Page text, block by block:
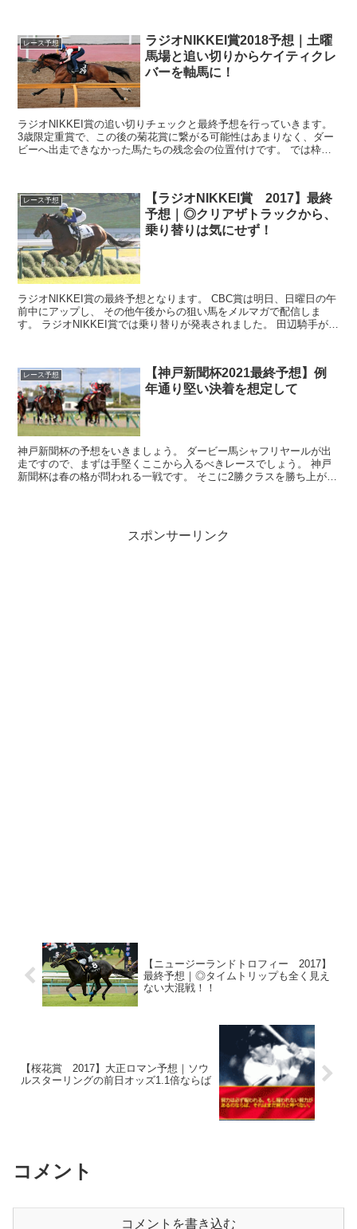
レース予想
ラジオNIKKEI賞2018予想｜土曜
馬場と追い切りからケイティクレ
バーを軸馬に！
ラジオNIKKEI賞の追い切りチェックと最終予想を行っていきます。
3歳限定重賞で、この後の菊花賞に繋がる可能性はあまりなく、ダー
ビーへ出走できなかった馬たちの残念会の位置付けです。 では枠順
レース予想
【ラジオNIKKEI賞 2017】最終
予想｜◎クリアザトラックから、
乗り替りは気にせず！
ラジオNIKKEI賞の最終予想となります。 CBC賞は明日、日曜日の午
前中にアップし、 その他午後からの狙い馬をメルマガで配信しま
す。 ラジオNIKKEI賞では乗り替りが発表されました。 田辺騎手が落
レース予想
【神戸新聞杯2021最終予想】例
年通り堅い決着を想定して
神戸新聞杯の予想をいきましょう。 ダービー馬シャフリヤールが出
走ですので、まずは手堅くここから入るべきレースでしょう。 神戸
新聞杯は春の格が問われる一戦です。 そこに2勝クラスを勝ち上がっ
スポンサーリンク
【ニュージーランドトロフィー 2017】
最終予想｜◎タイムトリップも全く見え
ない大混戦！！
【桜花賞 2017】大正ロマン予想｜ソウ
ルスターリングの前日オッズ1.1倍ならば
コメント
コメントを書き込む